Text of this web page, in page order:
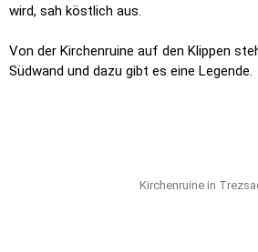
wird, sah köstlich aus.
Von der Kirchenruine auf den Klippen
Südwand und dazu gibt es eine Legende.
Kirchenruine in